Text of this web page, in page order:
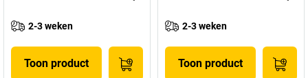
2-3 weken
Toon product
2-3 weken
Toon product